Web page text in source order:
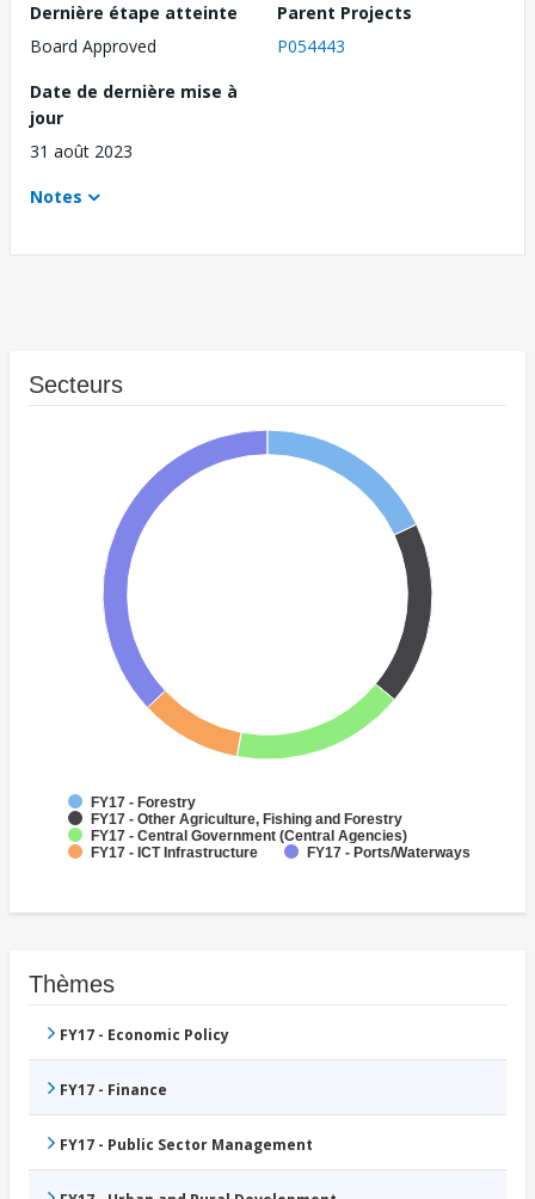
Dernière étape atteinte
Board Approved
Parent Projects
P054443
Date de dernière mise à
jour
31 août 2023
Notes
Secteurs
FY17 - Forestry
FY17 - Other Agriculture, Fishing and Forestry
FY17 - Central Government (Central Agencies)
FY17 - ICT Infrastructure
FY17 - Ports/Waterways
Thèmes
FY17 - Economic Policy
FY17 - Finance
FY17 - Public Sector Management